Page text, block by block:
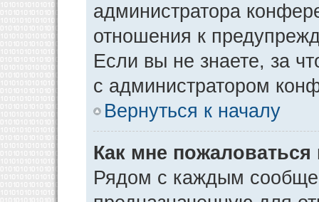
администратора
отношения к
Если вы не знаете, за
с администратором
Вернуться к началу
Как мне
Рядом с каждым